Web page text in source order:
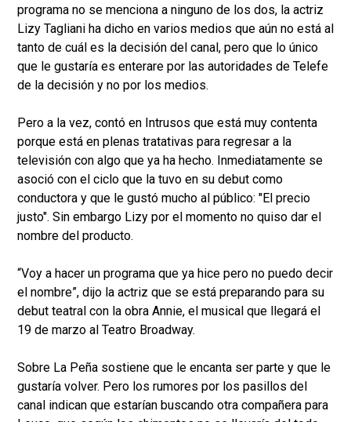
programa no se menciona a ninguno de los dos, la actriz
Lizy Tagliani ha dicho en varios medios que aún no está al
tanto de cuál es la decisión del canal, pero que lo único
que le gustaría es enterare por las autoridades de Telefe
de la decisión y no por los medios.
Pero a la vez, contó en Intrusos que está muy contenta
porque está en plenas tratativas para regresar a la
televisión con algo que ya ha hecho. Inmediatamente se
asoció con el ciclo que la tuvo en su debut como
conductora y que le gustó mucho al público: "El precio
justo". Sin embargo Lizy por el momento no quiso dar el
nombre del producto.
“Voy a hacer un programa que ya hice pero no puedo decir
el nombre”, dijo la actriz que se está preparando para su
debut teatral con la obra Annie, el musical que llegará el
19 de marzo al Teatro Broadway.
Sobre La Peña sostiene que le encanta ser parte y que le
gustaría volver. Pero los rumores por los pasillos del
canal indican que estarían buscando otra compañera para